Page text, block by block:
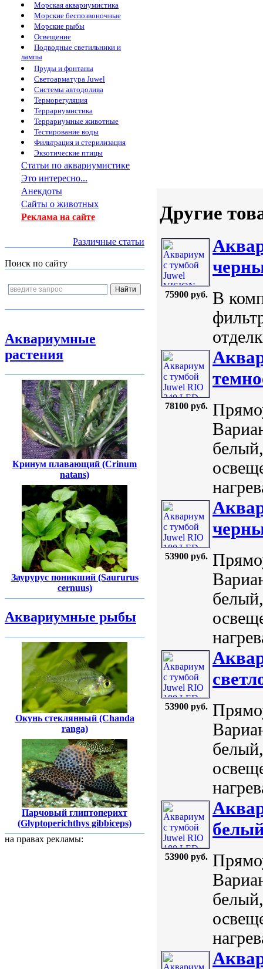
Морская аквариумистика
Морские беспозвоночные
Морские рыбы
Освещение
Подводные светильники и
лампы
Пруды и фонтаны
Светоарматура Juwel
Системы автодолива
Терморегуляция
Террариумистика
Террариумные животные
Тестирование воды
Фильтрация и стерилизация
Экзотические птицы
Статьи по аквариумистике
Это интересно...
Анекдоты
Сайты о животных
Реклама на сайте
Различные статьи
Поиск по сайту
Аквариумные
растения
Кринум плавающий (Crinum
natans)
Заурурус поникший (Saururus
cernuus)
Аквариумные рыбы
Окунь стеклянный (Chanda
ranga)
Парчовый глиптоперихт
(Glyptoperichthys gibbiceps)
на правах рекламы:
Другие
75900 руб. В
78100 руб.
53900 руб.
53900 руб.
53900 руб.